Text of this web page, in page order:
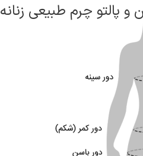
پالتو چرم طبیعی زنانه